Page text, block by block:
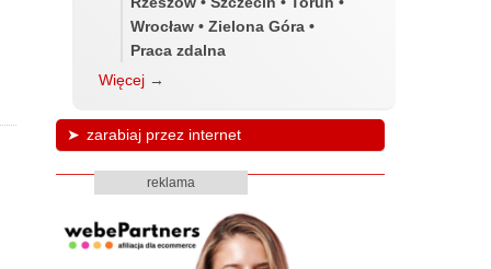
Wrocław • Zielona Góra •
Praca zdalna
Więcej →
zarabiaj przez internet
reklama